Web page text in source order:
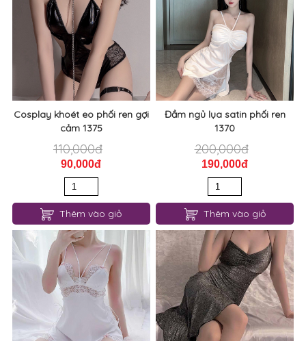
Cosplay khoét eo phối ren gợi
cảm 1375
110,000đ
90,000đ
Thêm vào giỏ
Đầm ngủ lụa satin phối ren
1370
200,000đ
190,000đ
Thêm vào giỏ